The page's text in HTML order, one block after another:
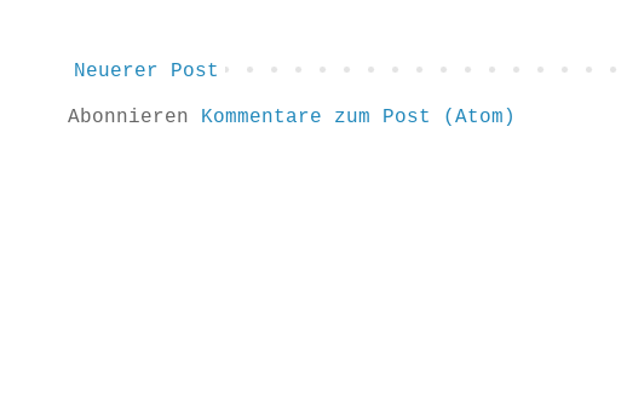
Neuerer Post
Abonnieren Kommentare zum Post (Atom)